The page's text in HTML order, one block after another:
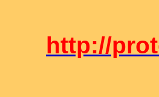
http://